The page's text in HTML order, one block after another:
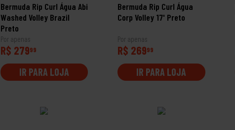
Bermuda Rip Curl Água Abi
Washed Volley Brazil
Preto
Por apenas
R$ 27999
IR PARA LOJA
Bermuda Rip Curl Água
Corp Volley 17' Preto
Por apenas
R$ 26999
IR PARA LOJA